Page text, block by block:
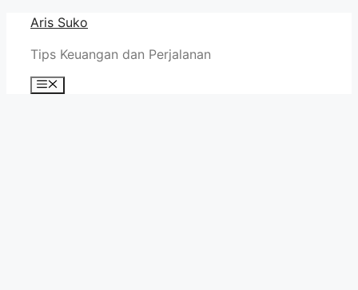
Skip
content
Aris Suko
Tips Keuangan dan Perjalanan
Menu